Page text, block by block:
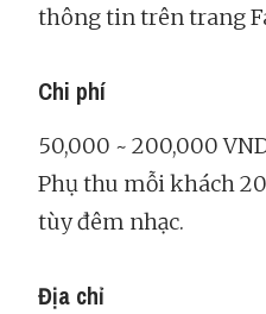
thông tin trên trang
Chi phí
50,000 ~ 200,000
Phụ thu mỗi khách
tùy đêm nhạc.
Địa chỉ